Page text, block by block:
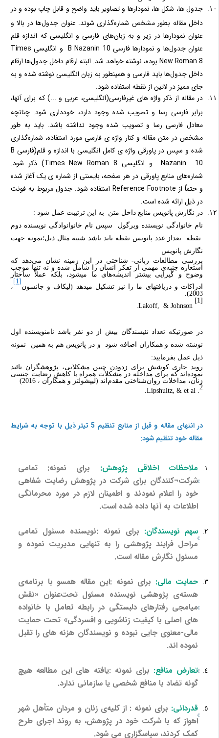
جدول ها، شکل ها، نمودارها و تصاویر باید واضح و قابل چاپ بوده و در
داخل مقاله بطور مشخص شماره‌گذاری شوند. عنوان جدول‌ها در بالا و
عنوان نمودارها در زیر و به زبان‌های فارسی و انگلیسی که اندازه قلم
عنوان جدول‌ها و نمودارها فارسی B Nazanin 10 و انگلیسی Times
New Roman 8 بوده، نوشته خواهد شد. البته ارقام داخل جدول‌ها ارقام
داخل جدول‌ها باید فارسی و همینطور به زبان انگلیسی نوشته شده و به
جای ممیز در لاتین از نقطه استفاده شود.
در مقاله از ذکر واژه های غیرفارسی(انگلیسی، عربی و ...) که برای آنها،
برابر فارسی رسا و تصویب شده وجود دارد، خودداری شود. چنانچه
معادل فارسی رسا و تصویب شده وجود نداشته باشد. باید به طور
مشخص در متن مقاله و کنار واژه ی فارسی مورد استفاده، شماره‌گذاری
Nazanin 10 و انگلیسی Times New Roman 8) ذکر شود.
شماره‌های منابع پاورقی در هر صفحه، بایستی از شماره ی یک آغاز شده
و حتماً از Reference Footnote استفاده شود. جدول مربوط به فونت
در ذیل ارائه شده است.
در نگارش پانویس منابع داخل متن به این ترتیبت عمل شود :
نام خانوادگی نویسنده وبرگول سپس نام خانوانوادگی نویسنده دوم
نقطه بعداز عدد پانویس نقطه باید باشد شبیه مثال ذیل؛نمونه جهت
نگارش پانویس
بررسی مطالعات زبانی- شناختی در این زمینه نشان می‌دهد که
استعاره جنبه‌ی مهمی از تفکر انسان را شامل شده و نه تنها موجب
وضوح و گیرایی بیشتر اندیشه‌های ما می‏شود، بلکه عملاً ساختار
ادراکات و دریافت‏های ما را نیز تشکیل می‏دهد (لیکاف و جانسون
،
2003).
Lakoff, & Johnson
.
در صورتیکه تعداد نئیسندگان بیش از دو نفر باشد نامنویسنده اول
نوشته شده و همکاران اضافه شود و در پانویس هم به همیننمونه
ذیل عمل بفرمایید:
روند جاری کوشش برای زدودن چنین مشکلاتی، پژوهشگران تائید
نموده‌اند که برای مداخله در مشکلات همراه با کاهش رضایت جنسی
زنان، مداخلات روان‌شناختی مقدم‌اند (لیپشولتز و همکاران ، 2016)
. Lipshultz, & et al
.
در انتهای مقاله و قبل از منابع تنظیم 5 تیتر ذیل با توجه به شرایط
مقاله خود تنظیم شود:
ملاحظات اخلاقی پژوهش:
برای نمونه: تمامی
شرکت¬کنندگان برای شرکت در پژوهش رضایت شفاهی
خود را اعلام نمودند و اطمینان لازم در مورد محرمانگی
اطلاعات به آنها داده شده است.
سهم نویسندگان:برای نمونه :نویسنده مسئول تمامی
مراحل فرایند پژوهشی را به تنهایی مدیریت نموده و
مسئول نگارش مقاله است.
حمایت مالی:برای نمونه :این مقاله همسو با برنامه‌ی
هسته‌ی پژوهشی نویسنده مسئول تحت‌عنوان «نقش
میامجی رفتارهای دلبستگی در رابطه تعامل با خانواده
های اصلی با کیفیت زناشویی و افسردگی» تحت حمایت
مالی-معنوی جایی نبوده و نویسندگان هزنه های را تقبل
نموده اند.
تعارض منافع:برای نمونه :یافته های این مطالعه هیچ
گونه تضاد با منافع شخصی یا سازمانی ندارد.
قدردانی:برای نمونه : از کلیه‌ی زنان و مردان متأهل شهر
اهواز که با شرکت خود در پژوهش، به روند اجرای طرح
کمک کردند، سپاسگزاری می شود.